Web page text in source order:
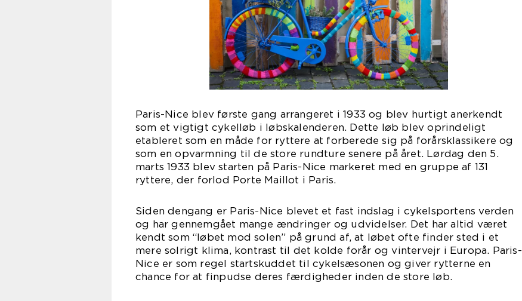
Paris-Nice blev første gang arrangeret i 1933 og blev hurtigt anerkendt
som et vigtigt cykelløb i løbskalenderen. Dette løb blev oprindeligt
etableret som en måde for ryttere at forberede sig på forårsklassikere og
som en opvarmning til de store rundture senere på året. Lørdag den 5.
marts 1933 blev starten på Paris-Nice markeret med en gruppe af 131
ryttere, der forlod Porte Maillot i Paris.
Siden dengang er Paris-Nice blevet et fast indslag i cykelsportens verden
og har gennemgået mange ændringer og udvidelser. Det har altid været
kendt som “løbet mod solen” på grund af, at løbet ofte finder sted i et
mere solrigt klima, kontrast til det kolde forår og vintervejr i Europa. Paris-
Nice er som regel startskuddet til cykelsæsonen og giver rytterne en
chance for at finpudse deres færdigheder inden de store løb.